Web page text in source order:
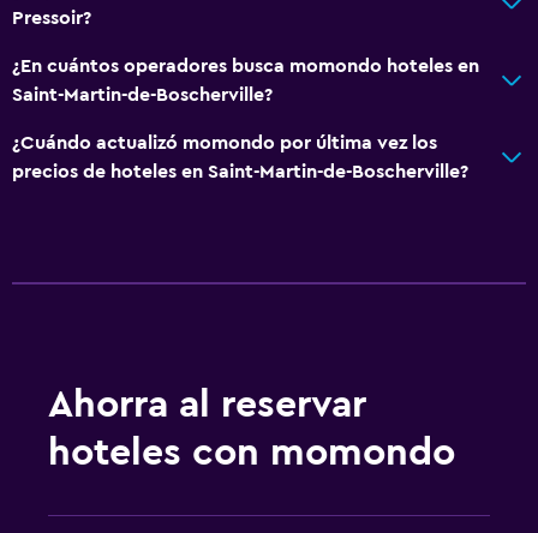
Pressoir?
¿En cuántos operadores busca momondo hoteles en
Saint-Martin-de-Boscherville?
¿Cuándo actualizó momondo por última vez los
precios de hoteles en Saint-Martin-de-Boscherville?
Ahorra al reservar
hoteles con momondo